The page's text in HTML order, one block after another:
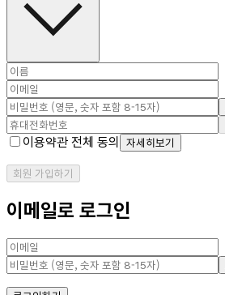
이용약관 전체 동의 자세히보기
회원 가입하기
이메일로 로그인